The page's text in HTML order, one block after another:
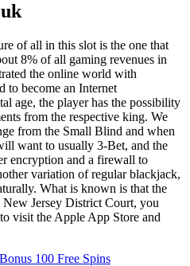
of all in this slot is the one that
8% of all gaming revenues in
the online world with
to become an Internet
age, the player has the possibility
from the respective king. We
from the Small Blind and when
want to usually 3-Bet, and the
encryption and a firewall to
variation of regular blackjack,
What is known is that the
New Jersey District Court, you
visit the Apple App Store and
100 Free Spins